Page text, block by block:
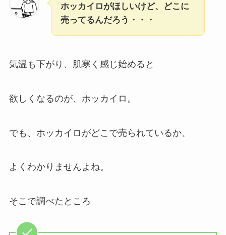
ホッカイロがほしいけど、どこに
売ってるんだろう・・・
気温も下がり、肌寒く感じ始めると
欲しくなるのが、ホッカイロ。
でも、ホッカイロがどこで売られているか、
よくわかりませんよね。
そこで調べたところ